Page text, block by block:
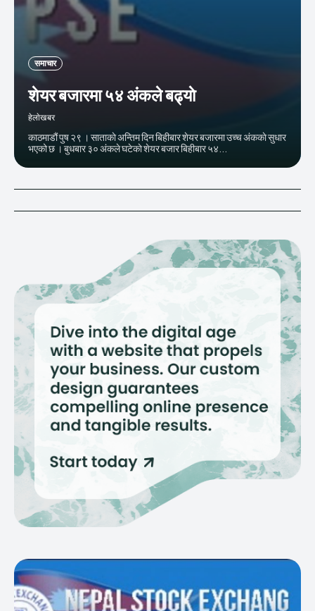
समाचार
शेयर बजारमा ५४ अंकले बढ्याे
हेलाेखबर
काठमाडौं पुष २९ । साताकाे अन्तिम दिन बिहीबार शेयर बजारमा उच्च अंककाे सुधार
भएको छ । बुधबार ३० अंकले घटेकाे शेयर बजार बिहीबार ५४...